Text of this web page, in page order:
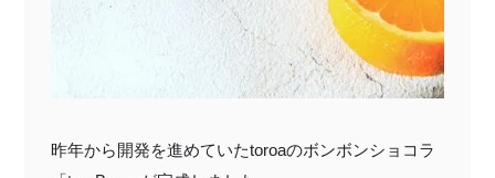
昨年から開発を進めていたtoroaのボンボンショコラ